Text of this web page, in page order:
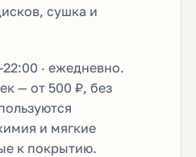
сушка и
· ежедневно.
— от 500 ₽, без
и мягкие
к покрытию.